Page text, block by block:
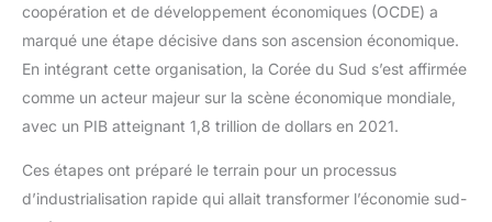
coopération et de développement économiques (OCDE) a
marqué une étape décisive dans son ascension économique.
En intégrant cette organisation, la Corée du Sud s’est affirmée
comme un acteur majeur sur la scène économique mondiale,
avec un PIB atteignant 1,8 trillion de dollars en 2021.
Ces étapes ont préparé le terrain pour un processus
d’industrialisation rapide qui allait transformer l’économie sud-